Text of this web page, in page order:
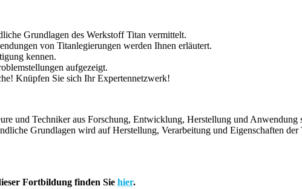
Grundlagen des Werkstoff Titan vermittelt.
von Titanlegierungen werden Ihnen erläutert.
kennen.
aufgezeigt.
Knüpfen Sie sich Ihr Expertennetzwerk!
und Techniker aus Forschung, Entwicklung, Herstellung und
Grundlagen wird auf Herstellung, Verarbeitung und Eigenschaften
Fortbildung finden Sie hier.